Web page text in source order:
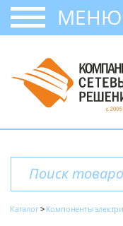
МЕНЮ
Каталог Компоненты